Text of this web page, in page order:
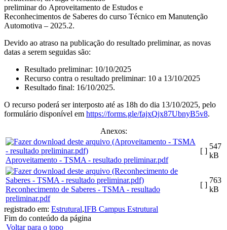
preliminar do Aproveitamento de Estudos e
Reconhecimentos de Saberes do curso Técnico em Manutenção
Automotiva – 2025.2.
Devido ao atraso na publicação do resultado preliminar, as novas
datas a serem seguidas são:
Resultado preliminar: 10/10/2025
Recurso contra o resultado preliminar: 10 a 13/10/2025
Resultado final: 16/10/2025.
O recurso poderá ser interposto até as 18h do dia 13/10/2025, pelo
formulário disponível em https://forms.gle/fajxQjx87UbnyB5v8.
Anexos:
Aproveitamento - TSMA - resultado preliminar.pdf
[ ]
547
kB
Reconhecimento de Saberes - TSMA - resultado
preliminar.pdf
[ ]
763
kB
registrado em: Estrutural,IFB Campus Estrutural
Fim do conteúdo da página
Voltar para o topo